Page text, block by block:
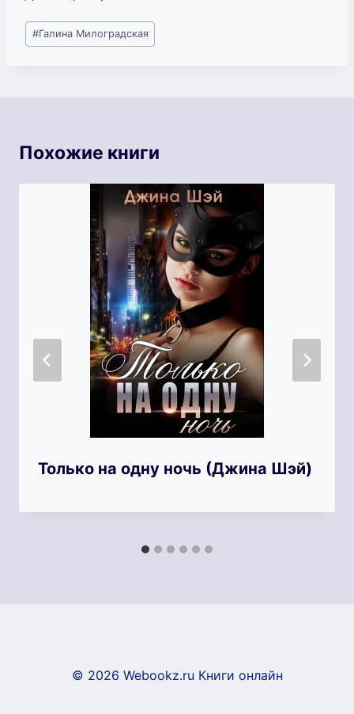
Метки
записи:
#Галина Милоградская
Похожие книги
Только на одну ночь (Джина Шэй)
© 2026 Webookz.ru Книги онлайн